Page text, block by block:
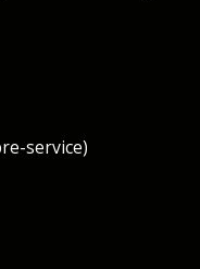
service)